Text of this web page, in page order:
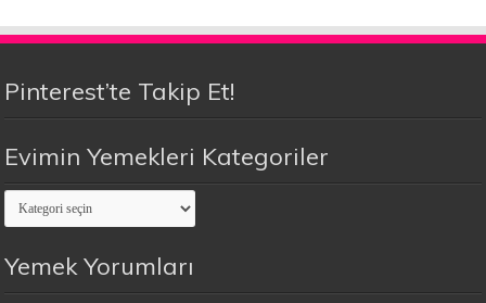
Pinterest’te Takip Et!
Evimin Yemekleri Kategoriler
Evimin
Yemekleri
Kategoriler
Yemek Yorumları